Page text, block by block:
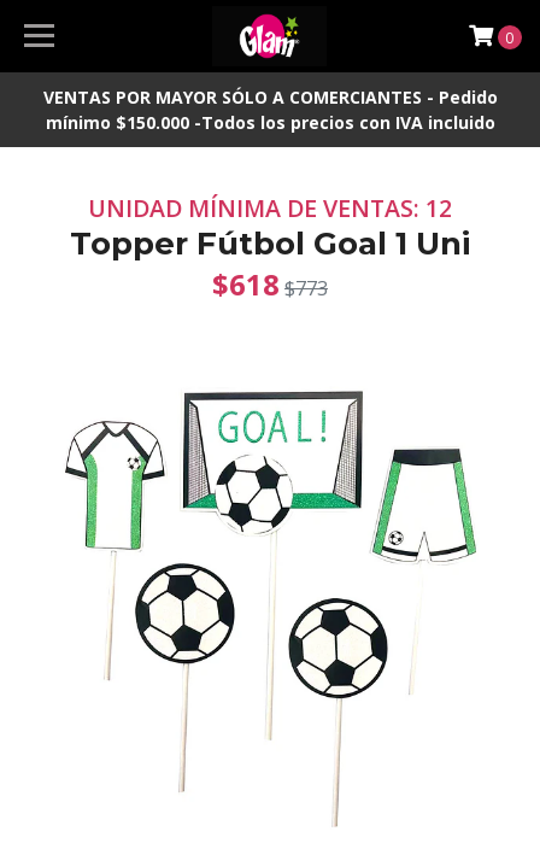
VENTAS POR MAYOR SÓLO A COMERCIANTES - Pedido
mínimo $150.000 -Todos los precios con IVA incluido
0
UNIDAD MÍNIMA DE VENTAS: 12
Topper Fútbol Goal 1 Uni
$618 $773